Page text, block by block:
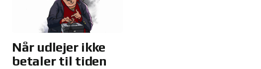
Internet Explorer
Firefox browser http://support.mozilla.com/da/kb/deleting cookies
Når udlejer ikke
betaler til tiden